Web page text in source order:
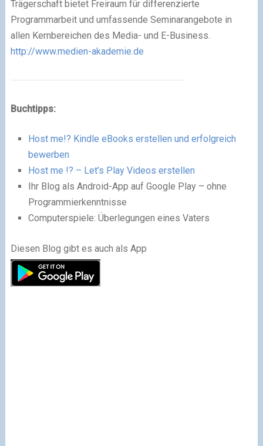
Trägerschaft bietet Freiraum für differenzierte
Programmarbeit und umfassende Seminarangebote in
allen Kernbereichen des Media- und E-Business.
http://www.medien-akademie.de
Buchtipps:
Host me!? Kindle eBooks erstellen und erfolgreich
bewerben
Host me !? – Let’s Play Videos erstellen
Ihr Blog als Android-App auf Google Play – ohne
Programmierkenntnisse
Computerspiele: Überlegungen eines Vaters
Diesen Blog gibt es auch als App